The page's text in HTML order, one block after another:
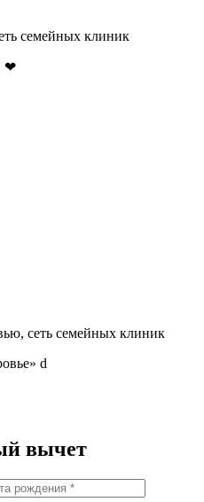
семейных клиник
❤
сеть семейных клиник
d
вычет